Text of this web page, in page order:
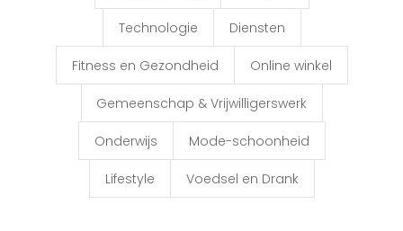
Technologie Diensten
Fitness en Gezondheid Online winkel
Gemeenschap & Vrijwilligerswerk
Onderwijs Mode-schoonheid
Lifestyle Voedsel en Drank